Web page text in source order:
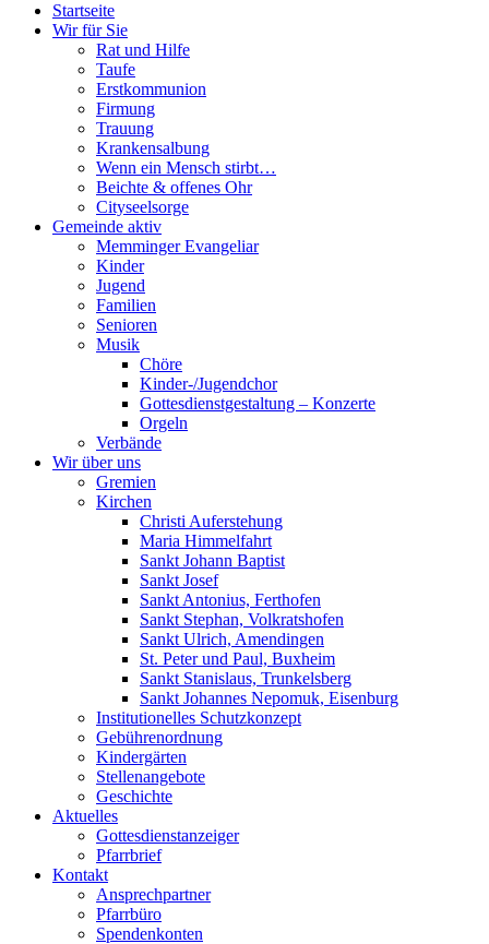
Startseite
Wir für Sie
Rat und Hilfe
Taufe
Erstkommunion
Firmung
Trauung
Krankensalbung
Wenn ein Mensch stirbt…
Beichte & offenes Ohr
Cityseelsorge
Gemeinde aktiv
Memminger Evangeliar
Kinder
Jugend
Familien
Senioren
Musik
Chöre
Kinder-/Jugendchor
Gottesdienstgestaltung – Konzerte
Orgeln
Verbände
Wir über uns
Gremien
Kirchen
Christi Auferstehung
Maria Himmelfahrt
Sankt Johann Baptist
Sankt Josef
Sankt Antonius, Ferthofen
Sankt Stephan, Volkratshofen
Sankt Ulrich, Amendingen
St. Peter und Paul, Buxheim
Sankt Stanislaus, Trunkelsberg
Sankt Johannes Nepomuk, Eisenburg
Institutionelles Schutzkonzept
Gebührenordnung
Kindergärten
Stellenangebote
Geschichte
Aktuelles
Gottesdienstanzeiger
Pfarrbrief
Kontakt
Ansprechpartner
Pfarrbüro
Spendenkonten